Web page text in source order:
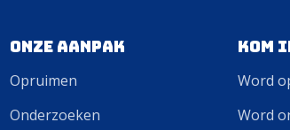
Onze aanpak
Opruimen
Onderzoeken
Kom
Word
Word